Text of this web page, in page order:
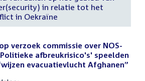
in relatie tot het
in Oekraïne
verzoek commissie over NOS-
afbreukrisico's' speelden
evacuatievlucht Afghanen”